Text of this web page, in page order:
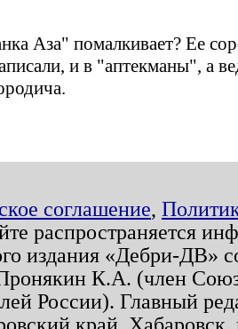
Аза" помалкивает? Ее
и в "аптекманы", а
соглашение,
распространяется
издания «Дебри-ДВ»
К.А. (член
России). Главный
край,